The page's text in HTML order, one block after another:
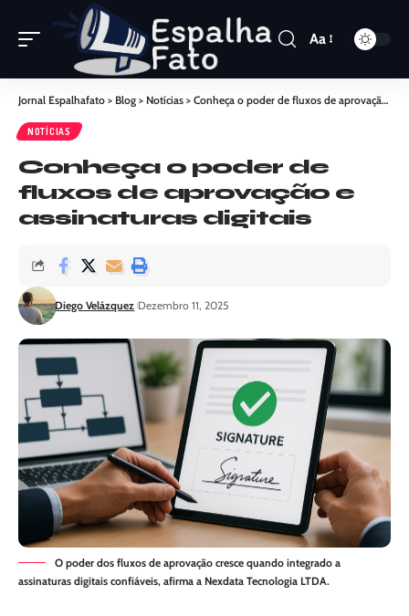
Aa
Jornal Espalhafato > Blog > Notícias > Conheça o poder de fluxos de aprovação e assinaturas digitais
NOTÍCIAS
Conheça o poder de
fluxos de aprovação e
assinaturas digitais
Diego Velázquez Dezembro 11, 2025
O poder dos fluxos de aprovação cresce quando integrado a
assinaturas digitais confiáveis, afirma a Nexdata Tecnologia LTDA.